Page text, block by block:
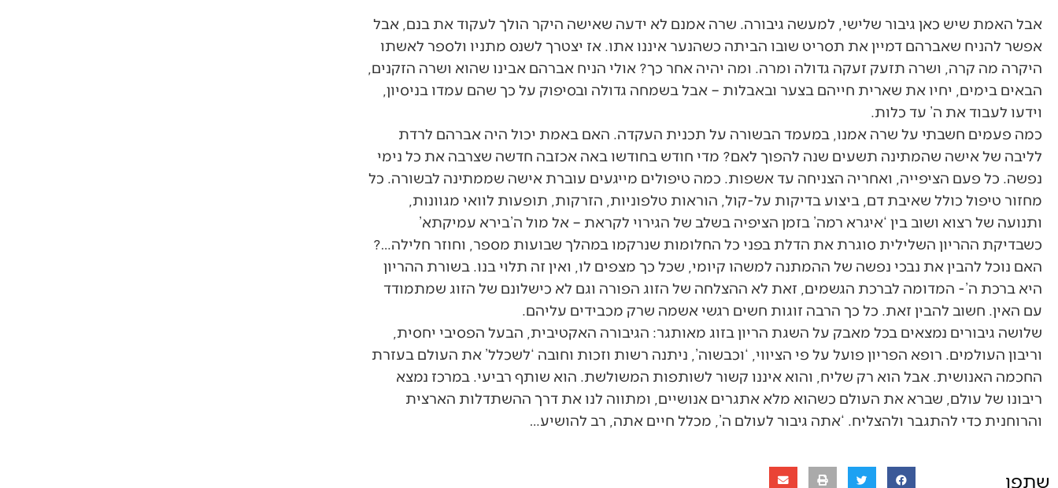
אבל האמת שיש כאן גיבור שלישי, למעשה גיבורה. שרה אמנם לא ידעה שאישה היקר הולך לעקוד את בנם, אבל
אפשר להניח שאברהם דמיין את תסריט שובו הביתה כשהנער איננו אתו. אז יצטרך לשנס מתניו ולספר לאשתו
היקרה מה קרה, ושרה תזעק זעקה גדולה ומרה. ומה יהיה אחר כך? אולי הניח אברהם אבינו שהוא ושרה הזקנים,
הבאים בימים, יחיו את שארית חייהם בצער ובאבלות – אבל בשמחה גדולה ובסיפוק על כך שהם עמדו בניסיון,
וידעו לעבוד את ה’ עד כלות.
כמה פעמים חשבתי על שרה אמנו, במעמד הבשורה על תכנית העקדה. האם באמת יכול היה אברהם לרדת
לליבה של אישה שהמתינה תשעים שנה להפוך לאם? מדי חודש בחודשו באה אכזבה חדשה שצרבה את כל נימי
נפשה. כל פעם הציפייה, ואחריה הצניחה עד אשפות. כמה טיפולים מייגעים עוברת אישה שממתינה לבשורה. כל
מחזור טיפול כולל שאיבת דם, ביצוע בדיקות על-קול, הוראות טלפוניות, הזרקות, תופעות לוואי מגוונות,
ותנועה של רצוא ושוב בין ‘איגרא רמה’ בזמן הציפיה בשלב של הגירוי לקראת – אל מול ה’בירא עמיקתא’
כשבדיקת ההריון השלילית סוגרת את הדלת בפני כל החלומות שנרקמו במהלך שבועות מספר, וחוזר חלילה…?
האם נוכל להבין את נבכי נפשה של ההמתנה למשהו קיומי, שכל כך מצפים לו, ואין זה תלוי בנו. בשורת ההריון
היא ברכת ה’- המדומה לברכת הגשמים, זאת לא ההצלחה של הזוג הפורה וגם לא כישלונם של הזוג שמתמודד
עם האין. חשוב להבין זאת. כל כך הרבה זוגות חשים רגשי אשמה שרק מכבידים עליהם.
שלושה גיבורים נמצאים בכל מאבק על השגת הריון בזוג מאותגר: הגיבורה האקטיבית, הבעל הפסיבי יחסית,
וריבון העולמים. רופא הפריון פועל על פי הציווי, ‘וכבשוה’, ניתנה רשות וזכות וחובה ‘לשכלל’ את העולם בעזרת
החכמה האנושית. אבל הוא רק שליח, והוא איננו קשור לשותפות המשולשת. הוא שותף רביעי. במרכז נמצא
ריבונו של עולם, שברא את העולם כשהוא מלא אתגרים אנושיים, ומתווה לנו את דרך ההשתדלות הארצית
והרוחנית כדי להתגבר ולהצליח. ‘אתה גיבור לעולם ה’, מכלל חיים אתה, רב להושיע…
שתפו